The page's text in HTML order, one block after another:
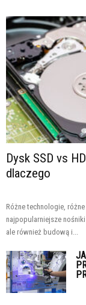
Dysk SSD vs
dlaczego
Różne technologie,
najpopularniejsze
ale również budową i...